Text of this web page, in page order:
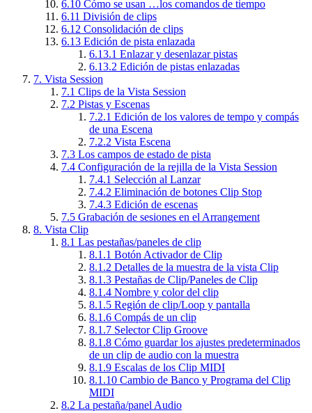
6.10 Cómo se usan …los comandos de tiempo
6.11 División de clips
6.12 Consolidación de clips
6.13 Edición de pista enlazada
6.13.1 Enlazar y desenlazar pistas
6.13.2 Edición de pistas enlazadas
7. Vista Session
7.1 Clips de la Vista Session
7.2 Pistas y Escenas
7.2.1 Edición de los valores de tempo y compás
de una Escena
7.2.2 Vista Escena
7.3 Los campos de estado de pista
7.4 Configuración de la rejilla de la Vista Session
7.4.1 Selección al Lanzar
7.4.2 Eliminación de botones Clip Stop
7.4.3 Edición de escenas
7.5 Grabación de sesiones en el Arrangement
8. Vista Clip
8.1 Las pestañas/paneles de clip
8.1.1 Botón Activador de Clip
8.1.2 Detalles de la muestra de la vista Clip
8.1.3 Pestañas de Clip/Paneles de Clip
8.1.4 Nombre y color del clip
8.1.5 Región de clip/Loop y pantalla
8.1.6 Compás de un clip
8.1.7 Selector Clip Groove
8.1.8 Cómo guardar los ajustes predeterminados
de un clip de audio con la muestra
8.1.9 Escalas de los Clip MIDI
8.1.10 Cambio de Banco y Programa del Clip
MIDI
8.2 La pestaña/panel Audio